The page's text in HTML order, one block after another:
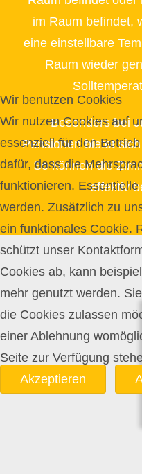
im Raum befindet,
eine einstellbare
Raum wieder
Besonders bei
Pensionen bietet
So können die
effektiv
Wir benutzen Cookies
Wir nutzen Cookies auf
essenziell für den
dafür, dass die
funktionieren.
werden. Zusätzlich zu
ein funktionales Cookie.
schützt unser
Cookies ab, kann
mehr genutzt werden.
die Cookies zulassen
einer Ablehnung
Seite zur Verfügung
Akzeptieren